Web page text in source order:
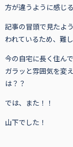
方が違うように感じ
記事の冒頭で見たよ
われているため、難
今の自宅に長く住ん
ガラッと雰囲気を変
は？？
では、また！！
山下でした！